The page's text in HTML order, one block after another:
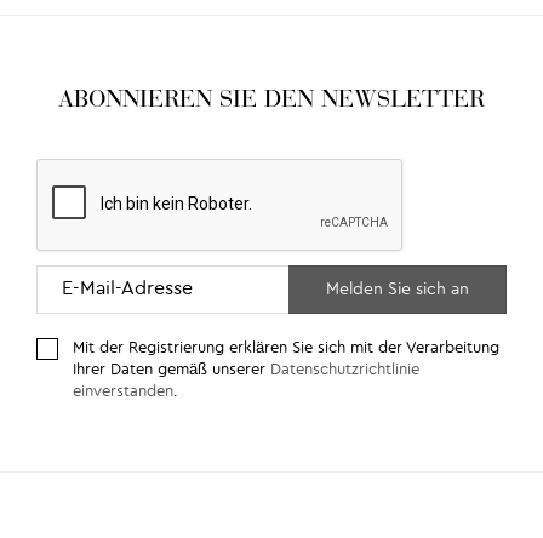
ABONNIEREN SIE DEN NEWSLETTER
Mit der Registrierung erklären Sie sich mit der Verarbeitung
Ihrer Daten gemäß unserer Datenschutzrichtlinie
einverstanden.